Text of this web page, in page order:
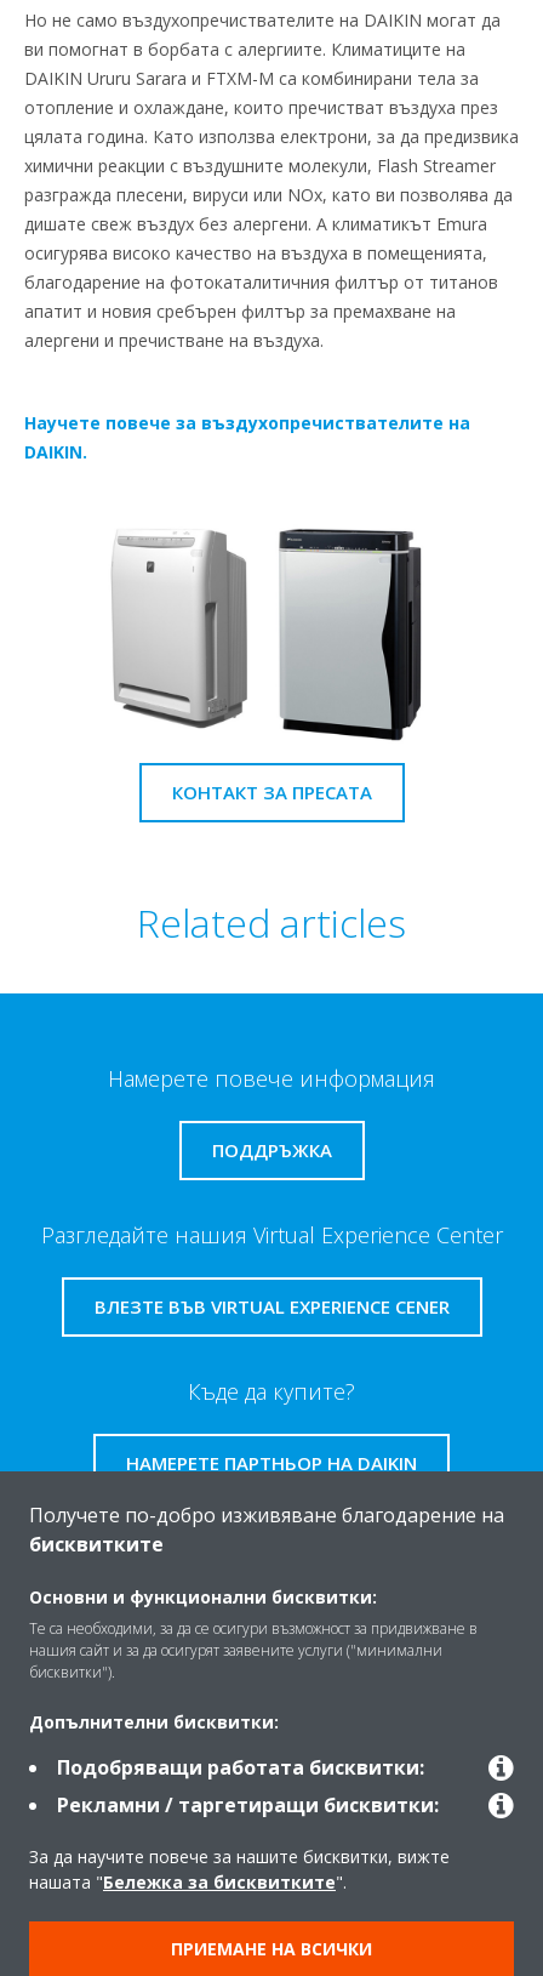
Но не само въздухопречиствателите на DAIKIN могат да
ви помогнат в борбата с алергиите. Климатиците на
DAIKIN Ururu Sarara и FTXM-М са комбинирани тела за
отопление и охлаждане, които пречистват въздуха през
цялата година. Като използва електрони, за да предизвика
химични реакции с въздушните молекули, Flash Streamer
разгражда плесени, вируси или NOx, като ви позволява да
дишате свеж въздух без алергени. А климатикът Emura
осигурява високо качество на въздуха в помещенията,
благодарение на фотокаталитичния филтър от титанов
апатит и новия сребърен филтър за премахване на
алергени и пречистване на въздуха.
Научете повече за въздухопречиствателите на
DAIKIN.
КОНТАКТ ЗА ПРЕСАТА
Related articles
Намерете повече информация
ПОДДРЪЖКА
Разгледайте нашия Virtual Experience Center
ВЛЕЗТЕ ВЪВ VIRTUAL EXPERIENCE CENER
Къде да купите?
НАМЕРЕТЕ ПАРТНЬОР НА DAIKIN
За Daikin
Контакт
Продукти
Получете по-добро изживяване благодарение на
бисквитките
Основни и функционални бисквитки:
Те са необходими, за да се осигури възможност за придвижване в
нашия сайт и за да осигурят заявените услуги ("минимални
бисквитки").
Допълнителни бисквитки:
Подобряващи работата бисквитки:
Рекламни / таргетиращи бисквитки:
За да научите повече за нашите бисквитки, вижте
нашата "Бележка за бисквитките".
ПРИЕМАНЕ НА ВСИЧКИ